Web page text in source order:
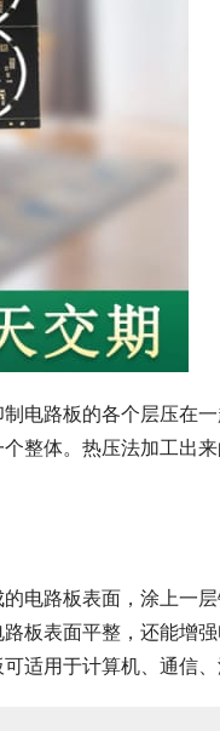
电路板的各个层压在
整体。热压法加工出
电路板表面，涂上一
板表面平整，还能增
适用于计算机、通信、